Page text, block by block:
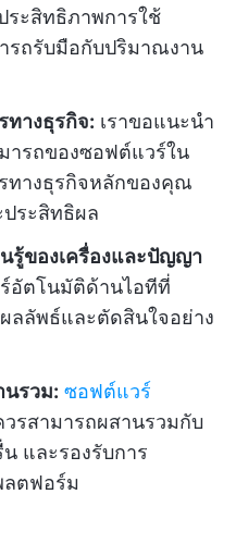
ระสิทธิภาพการใช้
รถรับมือกับปริมาณงาน
ทางธุรกิจ: เราขอแนะนำ
รถของซอฟต์แวร์ใน
ทางธุรกิจหลักของคุณ
ระสิทธิผล
รู้ของเครื่องและปัญญา
อัตโนมัติด้านไอทีที่
ลลัพธ์และตัดสินใจอย่าง
นรวม: ซอฟต์แวร์
รสามารถผสานรวมกับ
และรองรับการ
ตฟอร์ม